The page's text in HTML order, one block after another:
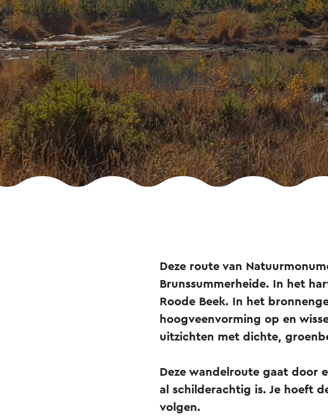
Deze route van
Brunssummerheide. In het
Roode Beek. In het
hoogveenvorming op en
uitzichten met dichte,
Deze wandelroute gaat door
al schilderachtig is. Je hoeft
volgen.